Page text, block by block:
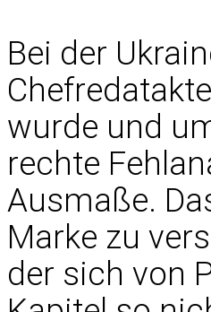
Bei der
wurde und
rechte
Ausmaße.
Marke zu
der sich von